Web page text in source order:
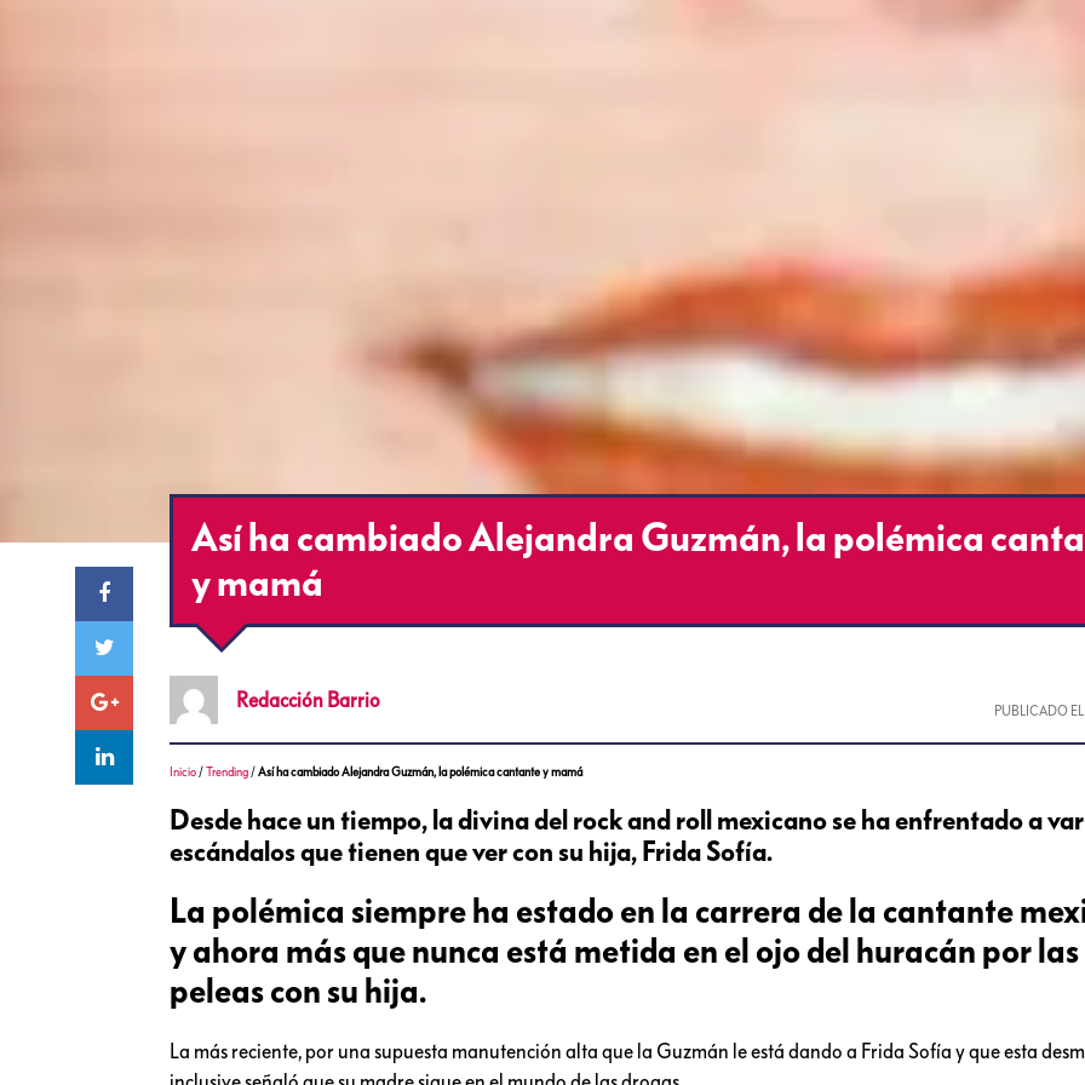
Así ha cambiado Alejandra Guzmán, la polémica
y mamá
Redacción Barrio PUBLICADO
Inicio /Trending /Así ha cambiado Alejandra Guzmán, la polémica cantante y mamá
Desde hace un tiempo, la divina del rock and roll mexicano se ha enfrentado a
escándalos que tienen que ver con su hija, Frida Sofía.
La polémica siempre ha estado en la carrera de la cantante
y ahora más que nunca está metida en el ojo del huracán por las
peleas con su hija.
La más reciente, por una supuesta manutención alta que la Guzmán le está dando a Frida Sofía y que esta